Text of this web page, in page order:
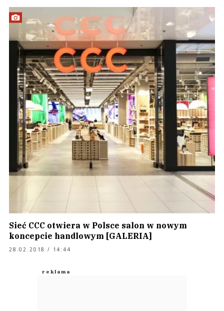
Sieć CCC otwiera w Polsce salon w nowym
koncepcie handlowym [GALERIA]
28.02.2018 / 14:44